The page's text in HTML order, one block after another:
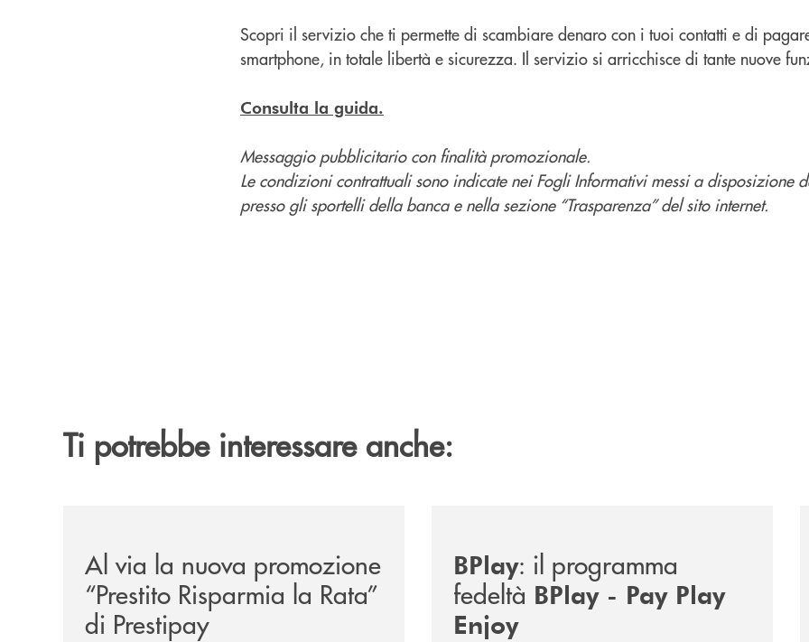
Scopri il servizio che ti permette di scambiare denaro con i tuoi contatti e di
smartphone, in totale libertà e sicurezza. Il servizio si arricchisce di tante nuove
Consulta la guida.
Messaggio pubblicitario con finalità promozionale.
Le condizioni contrattuali sono indicate nei Fogli Informativi messi a disposizione
presso gli sportelli della banca e nella sezione “Trasparenza” del sito internet.
Ti potrebbe interessare anche:
Al via la nuova promozione
“Prestito Risparmia la Rata”
di Prestipay
BPlay: il programma
fedeltà BPlay - Pay Play
Enjoy